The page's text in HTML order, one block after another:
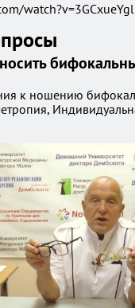
к ношению